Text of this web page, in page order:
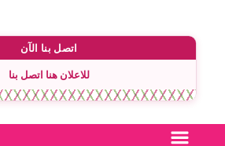
اتصل بنا الآن
للاعلان هنا اتصل بنا